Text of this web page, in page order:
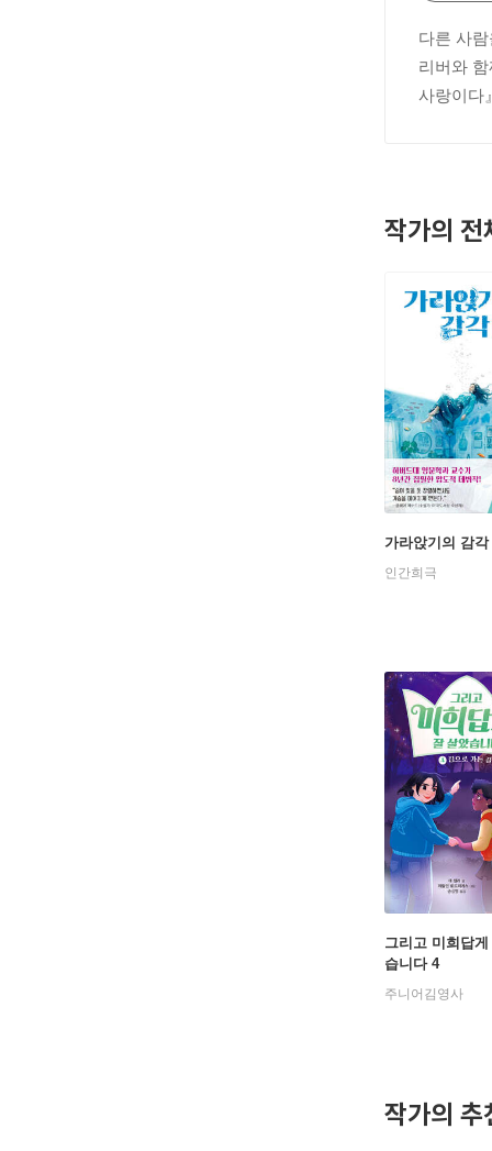
다른 사
리버와
사랑이다
작가의 전
가라앉기의 감각
인간희극
그리고 미희답
습니다 4
주니어김영사
작가의 추